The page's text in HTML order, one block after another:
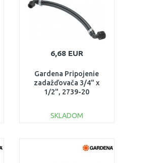
6,68 EUR
Gardena Pripojenie
zadažďovača 3/4" x
1/2", 2739-20
SKLADOM